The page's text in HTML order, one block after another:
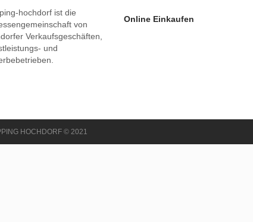
hochdorf ist die
von
Verkaufsgeschäften,
und
Online Einkaufen
HOCHDORF © 2021